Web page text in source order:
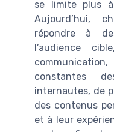
se limite plus à
Aujourd’hui,
répondre à
l’audience
constantes
internautes, de
des contenus
et à leur